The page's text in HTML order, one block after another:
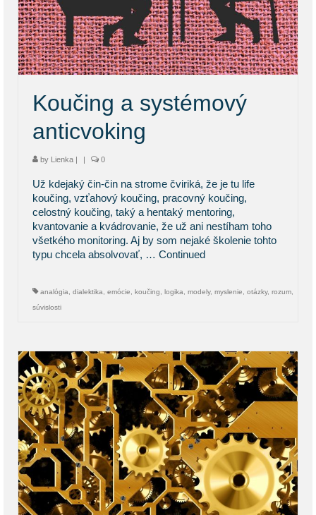
Koučing a systémový
anticvoking
by Lienka | | 0
Už kdejaký čin-čin na strome čviriká, že je tu life
koučing, vzťahový koučing, pracovný koučing,
celostný koučing, taký a hentaký mentoring,
kvantovanie a kvádrovanie, že už ani nestíham toho
všetkého monitoring. Aj by som nejaké školenie tohto
typu chcela absolvovať, … Continued
analógia dialektika emócie koučing logika modely, myslenie otázky, rozum
súvislosti